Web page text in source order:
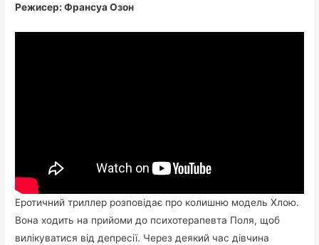
Режисер: Франсуа Озон
Еротичний триллер розповідає про колишню модель Хлою.
Вона ходить на прийоми до психотерапевта Поля, щоб
вилікуватися від депресії. Через деякий час дівчина